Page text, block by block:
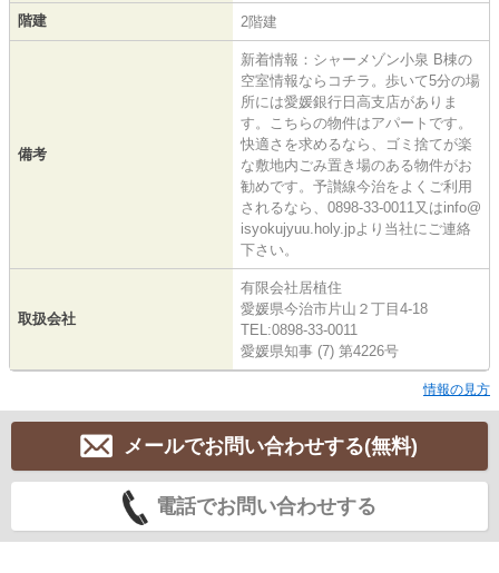
階建 2階建
備考
新着情報：シャーメゾン小泉 B棟の
空室情報ならコチラ。歩いて5分の場
所には愛媛銀行日高支店がありま
す。こちらの物件はアパートです。
快適さを求めるなら、ゴミ捨てが楽
な敷地内ごみ置き場のある物件がお
勧めです。予讃線今治をよくご利用
されるなら、0898-33-0011又はinfo@
isyokujyuu.holy.jpより当社にご連絡
下さい。
取扱会社
有限会社居植住
愛媛県今治市片山２丁目4-18
TEL:0898-33-0011
愛媛県知事 (7) 第4226号
情報の見方
メールでお問い合わせする(無料)
電話でお問い合わせする